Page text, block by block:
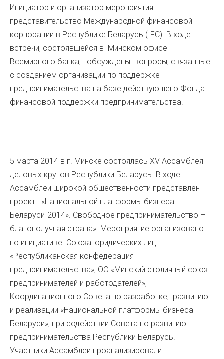
Инициатор и организатор мероприятия:
представительство Международной финансовой
корпорации в Республике Беларусь (IFC). В ходе
встречи, состоявшейся в Минском офисе
Всемирного банка, обсуждены вопросы, связанные
с созданием организации по поддержке
предпринимательства на базе действующего Фонда
финансовой поддержки предпринимательства.
5 марта 2014 в г. Минске состоялась XV Ассамблея
деловых кругов Республики Беларусь. В ходе
Ассамблеи широкой общественности представлен
проект «Национальной платформы бизнеса
Беларуси-2014». Свободное предпринимательство –
благополучная страна». Мероприятие организовано
по инициативе Союза юридических лиц
«Республиканская конфедерация
предпринимательства», ОО «Минский столичный союз
предпринимателей и работодателей»,
Координационного Совета по разработке, развитию
и реализации «Национальной платформы бизнеса
Беларуси», при содействии Совета по развитию
предпринимательства Республики Беларусь.
Участники Ассамблеи проанализировали